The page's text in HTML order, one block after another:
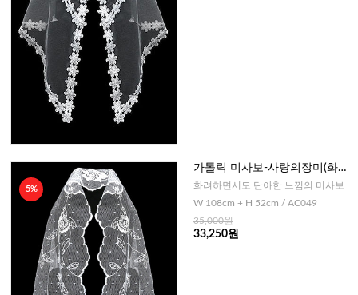
5%
가톨릭 미사보-사랑의장미(화이
트)
화려하면서도 단아한 느낌의 미사보
W 108cm + H 52cm / AC049
35,000원
33,250원